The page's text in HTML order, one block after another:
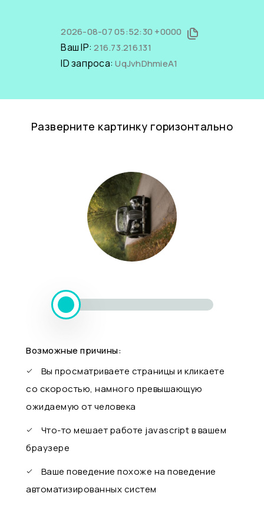
2026-08-07 05:52:30 +0000
Ваш IP:216.73.216.131
ID запроса:UqJvhDhmieA1
Разверните картинку горизонтально
Возможные причины:
Вы просматриваете страницы и кликаете
со скоростью, намного превышающую
ожидаемую от человека
Что-то мешает работе javascript в вашем
браузере
Ваше поведение похоже на поведение
автоматизированных систем